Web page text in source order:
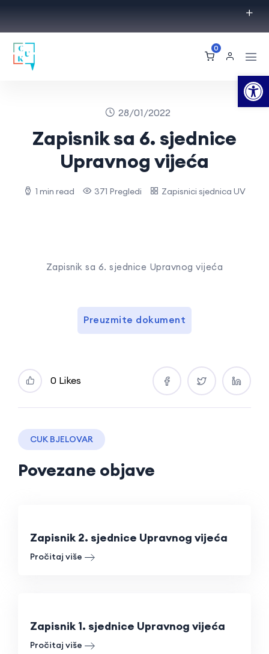
0
28/01/2022
Zapisnik sa 6. sjednice
Upravnog vijeća
1 min read 371 Pregledi Zapisnici sjednica UV
Zapisnik sa 6. sjednice Upravnog vijeća
Preuzmite dokument
0 Likes
CUK BJELOVAR
Povezane objave
Zapisnik 2. sjednice Upravnog vijeća
Pročitaj više
Zapisnik 1. sjednice Upravnog vijeća
Pročitaj više